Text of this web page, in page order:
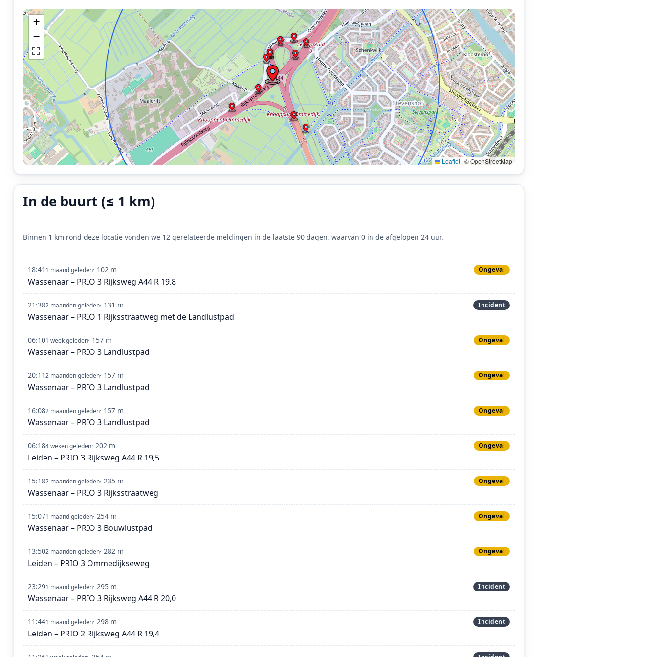
+
−
Leaflet | © OpenStreetMap
In de buurt (≤ 1 km)
Binnen 1 km rond deze locatie vonden we 12 gerelateerde meldingen in de laatste 90 dagen, waarvan 0 in de afgelopen 24 uur.
18:41 1 maand geleden· 102 m Ongeval
Wassenaar – PRIO 3 Rijksweg A44 R 19,8
21:382 maanden geleden· 131 m Incident
Wassenaar – PRIO 1 Rijksstraatweg met de Landlustpad
06:101 week geleden· 157 m Ongeval
Wassenaar – PRIO 3 Landlustpad
20:112 maanden geleden· 157 m Ongeval
Wassenaar – PRIO 3 Landlustpad
16:082 maanden geleden· 157 m Ongeval
Wassenaar – PRIO 3 Landlustpad
06:184 weken geleden· 202 m Ongeval
Leiden – PRIO 3 Rijksweg A44 R 19,5
15:182 maanden geleden· 235 m Ongeval
Wassenaar – PRIO 3 Rijksstraatweg
15:071 maand geleden· 254 m Ongeval
Wassenaar – PRIO 3 Bouwlustpad
13:502 maanden geleden· 282 m Ongeval
Leiden – PRIO 3 Ommedijkseweg
23:291 maand geleden· 295 m Incident
Wassenaar – PRIO 3 Rijksweg A44 R 20,0
11:441 maand geleden· 298 m Incident
Leiden – PRIO 2 Rijksweg A44 R 19,4